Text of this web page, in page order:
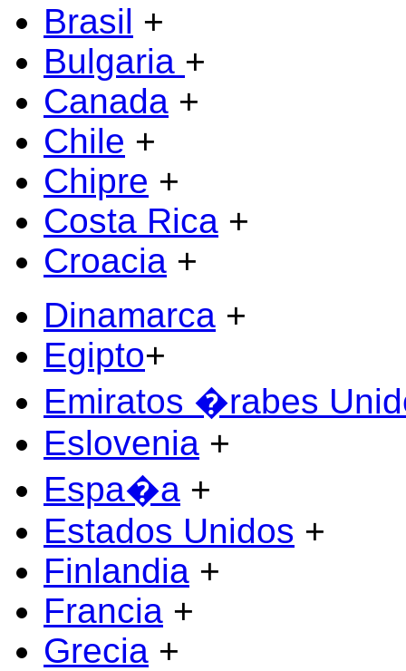
Brasil +
Bulgaria +
Canada +
Chile +
Chipre +
Costa Rica +
Croacia +
Dinamarca +
Egipto+
Emiratos �rabes
Eslovenia +
Espa�a +
Estados Unidos +
Finlandia +
Francia +
Grecia +